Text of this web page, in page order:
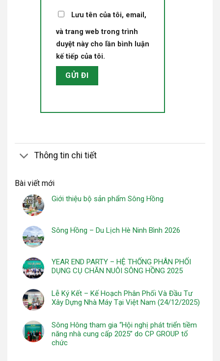
Lưu tên của tôi, email,
và trang web trong trình
duyệt này cho lần bình luận
kế tiếp của tôi.
Thông tin chi tiết
Bài viết mới
Giới thiệu bộ sản phẩm Sông Hồng
Sông Hồng – Du Lịch Hè Ninh Bình 2026
YEAR END PARTY – HỆ THỐNG PHÂN PHỐI
DỤNG CỤ CHĂN NUÔI SÔNG HỒNG 2025
Lễ Ký Kết – Kế Hoạch Phân Phối Và Đầu Tư
Xây Dựng Nhà Máy Tại Việt Nam (24/12/2025)
Sông Hông tham gia “Hội nghị phát triển tiềm
năng nhà cung cấp 2025” do CP GROUP tổ
chức